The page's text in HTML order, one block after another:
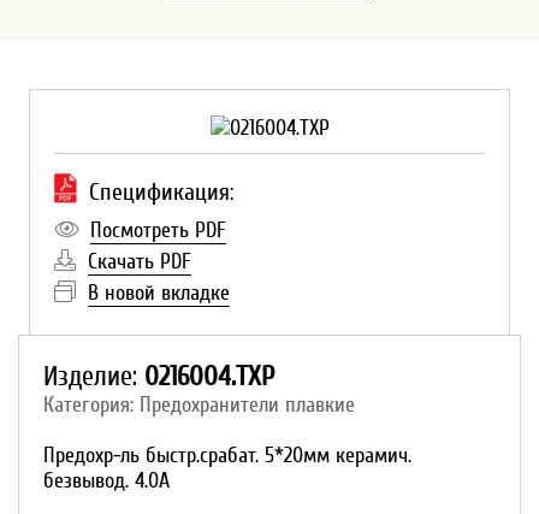
Спецификация:
Посмотреть PDF
Скачать PDF
В новой вкладке
Изделие: 0216004.TXP
Категория: Предохранители плавкие
Предохр-ль быстр.срабат. 5*20мм керамич.
безвывод. 4.0A